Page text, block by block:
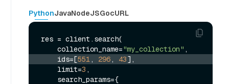
PythonJavaNodeJSGocURL
res = client.search(
    collection_name=
"my_collection"
    ids=[
551, 296, 43],
    limit=
3 ,